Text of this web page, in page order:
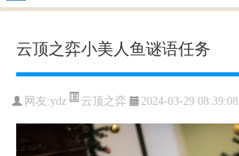
云顶之弈小美人鱼谜语任务
网友:ydz 云顶之弈 2024-03-29 08:39:08